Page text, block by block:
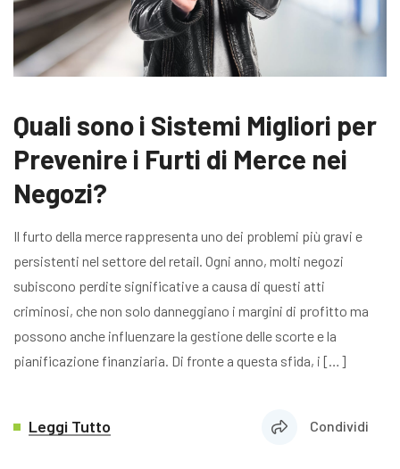
Quali sono i Sistemi Migliori per
Prevenire i Furti di Merce nei
Negozi?
Il furto della merce rappresenta uno dei problemi più gravi e
persistenti nel settore del retail. Ogni anno, molti negozi
subiscono perdite significative a causa di questi atti
criminosi, che non solo danneggiano i margini di profitto ma
possono anche influenzare la gestione delle scorte e la
pianificazione finanziaria. Di fronte a questa sfida, i […]
Leggi Tutto Condividi